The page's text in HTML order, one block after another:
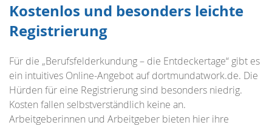
Kostenlos und besonders leichte
Registrierung
Für die „Berufsfelderkundung – die Entdeckertage“ gibt es
ein intuitives Online-Angebot auf dortmundatwork.de. Die
Hürden für eine Registrierung sind besonders niedrig.
Kosten fallen selbstverständlich keine an.
Arbeitgeberinnen und Arbeitgeber bieten hier ihre